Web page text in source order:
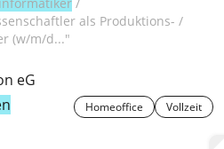
als Produktions- /
(w/m/d..."
eG
Homeoffice Vollzeit